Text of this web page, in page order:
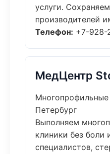
услуги.
производителей
Телефон: +7-928-
МедЦентр
Петербург
Выполняем
клиники без боли
специалистов,